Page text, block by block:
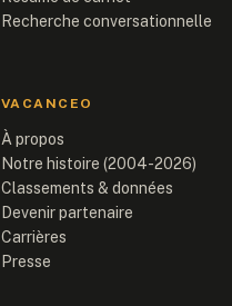
Recherche conversationnelle
VACANCEO
À propos
Notre histoire (2004-2026)
Classements & données
Devenir partenaire
Carrières
Presse